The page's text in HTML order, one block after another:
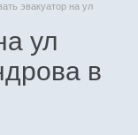
эвакуатор на ул
ул
в